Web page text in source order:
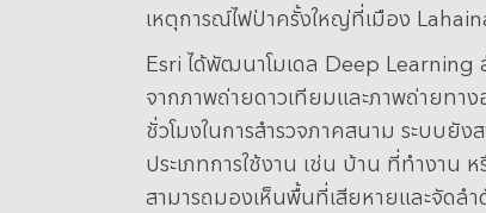
เหตุการณ์ไฟป่าครั้งใหญ่ที่เมือง
Esri ได้พัฒนาโมเดล Deep Learning
จากภาพถ่ายดาวเทียมและภาพถ่ายทา
ชั่วโมงในการสำรวจภาคสนาม ระบบยั
ประเภทการใช้งาน เช่น บ้าน ที่ทำงาน
สามารถมองเห็นพื้นที่เสียหายและจัดล